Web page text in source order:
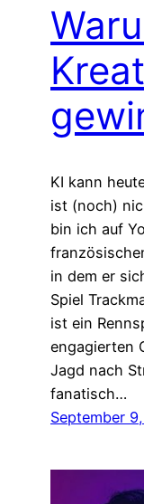
KI kann
ist (noch)
bin ich auf
in dem er
Spiel
ist ein
engagierten
Jagd nach
fanatisch…
September